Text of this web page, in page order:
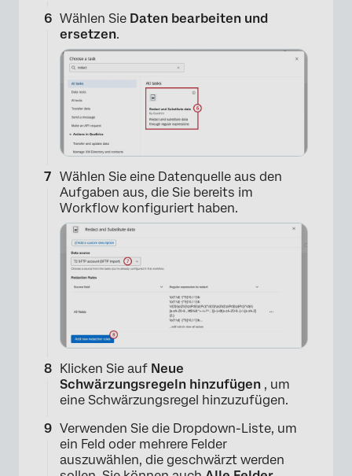
Wählen Sie Daten bearbeiten und
ersetzen.
Wählen Sie eine Datenquelle aus den
Aufgaben aus, die Sie bereits im
Workflow konfiguriert haben.
Klicken Sie auf Neue
Schwärzungsregeln hinzufügen , um
eine Schwärzungsregel hinzuzufügen.
Verwenden Sie die Dropdown-Liste, um
ein Feld oder mehrere Felder
auszuwählen, die geschwärzt werden